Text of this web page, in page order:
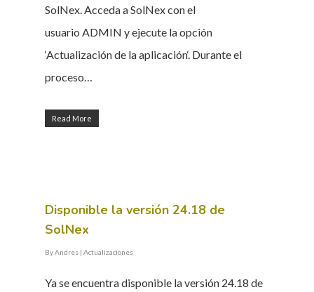
SolNex. Acceda a SolNex con el
usuario ADMIN y ejecute la opción
‘Actualización de la aplicación‘. Durante el
proceso…
Read More
Disponible la versión 24.18 de
SolNex
ByAndres | Actualizaciones
Ya se encuentra disponible la versión 24.18 de